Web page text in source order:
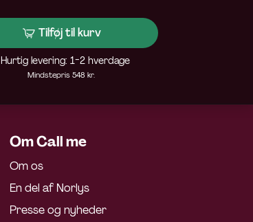
Tilføj til kurv
Hurtig levering: 1-2 hverdage
Mindstepris 548 kr.
Om Call me
Om os
En del af Norlys
Presse og nyheder